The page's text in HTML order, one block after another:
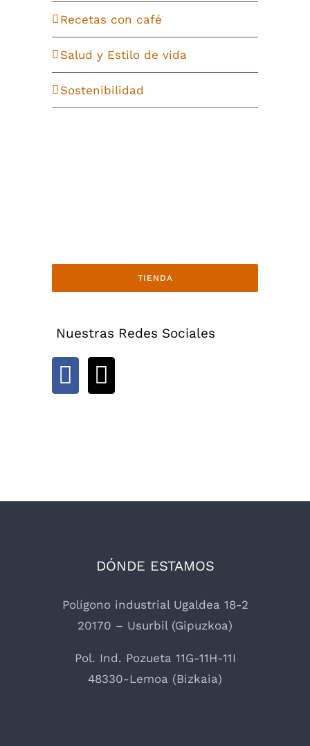
Recetas con café
Salud y Estilo de vida
Sostenibilidad
TIENDA
Nuestras Redes Sociales
DÓNDE ESTAMOS
Polígono industrial Ugaldea 18-2
20170 – Usurbil (Gipuzkoa)
Pol. Ind. Pozueta 11G-11H-11I
48330-Lemoa (Bizkaia)